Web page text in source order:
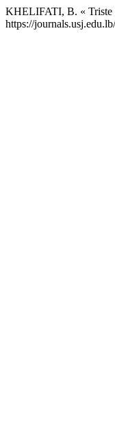
KHELIFATI, B. « Triste
https://